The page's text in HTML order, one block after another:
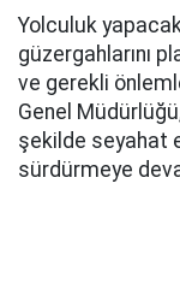
Yolculuk
güzergahlarını
ve gerekli
Genel
şekilde seyahat
sürdürmeye